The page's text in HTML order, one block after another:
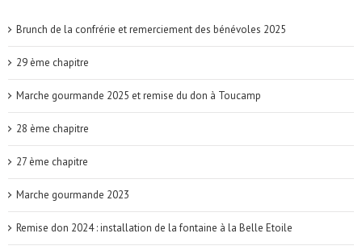
Brunch de la confrérie et remerciement des bénévoles 2025
29 ème chapitre
Marche gourmande 2025 et remise du don à Toucamp
28 ème chapitre
27 ème chapitre
Marche gourmande 2023
Remise don 2024 : installation de la fontaine à la Belle Etoile